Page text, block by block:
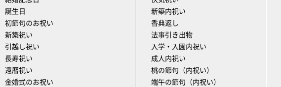
誕生日
初節句のお祝い
新築祝い
引越し祝い
長寿祝い
還暦祝い
金婚式のお祝い
新築内祝い
香典返し
法事引き出物
入学・入園内祝い
成人内祝い
桃の節句（内祝い）
端午の節句（内祝い）